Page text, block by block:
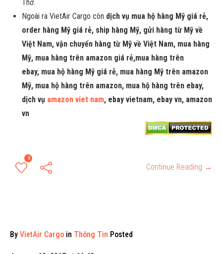
Thơ.
Ngoài ra VietAir Cargo còn dịch vụ mua hộ hàng Mỹ giá rẻ,
order hàng Mỹ giá rẻ, ship hàng Mỹ, gửi hàng từ Mỹ về
Việt Nam, vận chuyển hàng từ Mỹ về Việt Nam, mua hàng
Mỹ, mua hàng trên amazon giá rẻ,mua hàng trên
ebay, mua hộ hàng Mỹ giá rẻ, mua hàng Mỹ trên amazon
Mỹ, mua hộ hàng trên amazon, mua hộ hàng trên ebay,
dịch vụ amazon viet nam, ebay vietnam, ebay vn, amazon
vn
0
Continue Reading →
By VietAir Cargo in Thông Tin Posted